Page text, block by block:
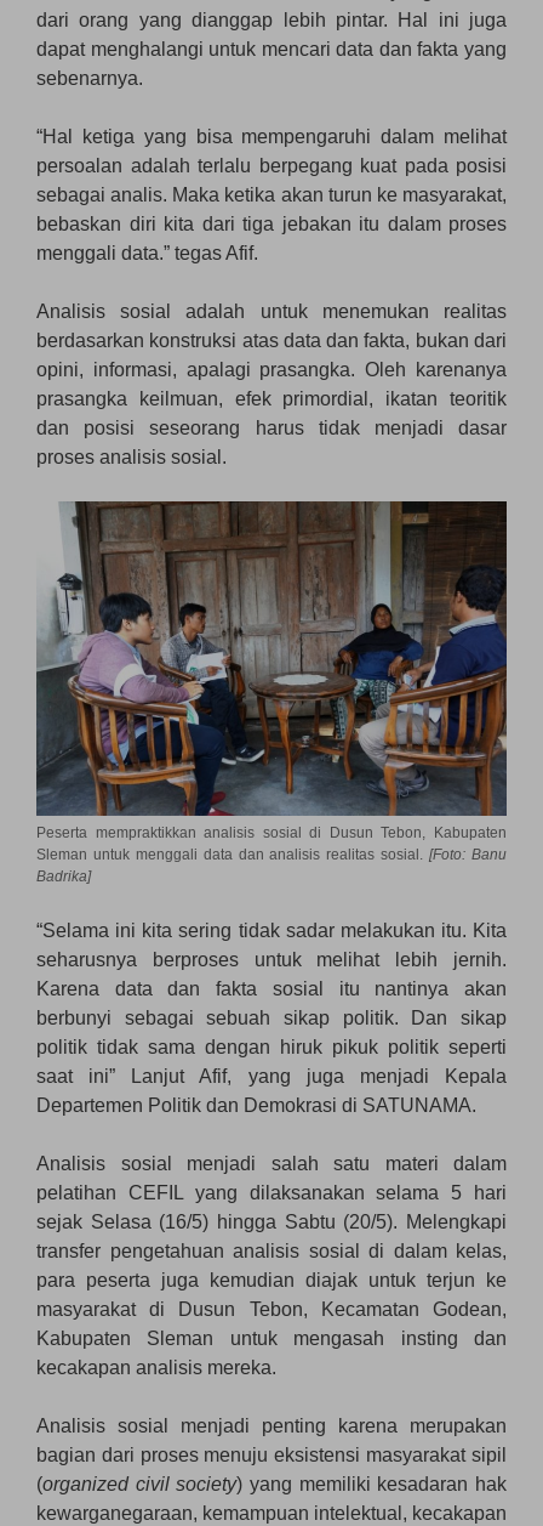
dari orang yang dianggap lebih pintar. Hal ini juga
dapat menghalangi untuk mencari data dan fakta yang
sebenarnya.
“Hal ketiga yang bisa mempengaruhi dalam melihat
persoalan adalah terlalu berpegang kuat pada posisi
sebagai analis. Maka ketika akan turun ke masyarakat,
bebaskan diri kita dari tiga jebakan itu dalam proses
menggali data.” tegas Afif.
Analisis sosial adalah untuk menemukan realitas
berdasarkan konstruksi atas data dan fakta, bukan dari
opini, informasi, apalagi prasangka. Oleh karenanya
prasangka keilmuan, efek primordial, ikatan teoritik
dan posisi seseorang harus tidak menjadi dasar
proses analisis sosial.
Peserta mempraktikkan analisis sosial di Dusun Tebon, Kabupaten
Sleman untuk menggali data dan analisis realitas sosial.[Foto: Banu
Badrika]
“Selama ini kita sering tidak sadar melakukan itu. Kita
seharusnya berproses untuk melihat lebih jernih.
Karena data dan fakta sosial itu nantinya akan
berbunyi sebagai sebuah sikap politik. Dan sikap
politik tidak sama dengan hiruk pikuk politik seperti
saat ini” Lanjut Afif, yang juga menjadi Kepala
Departemen Politik dan Demokrasi di SATUNAMA.
Analisis sosial menjadi salah satu materi dalam
pelatihan CEFIL yang dilaksanakan selama 5 hari
sejak Selasa (16/5) hingga Sabtu (20/5). Melengkapi
transfer pengetahuan analisis sosial di dalam kelas,
para peserta juga kemudian diajak untuk terjun ke
masyarakat di Dusun Tebon, Kecamatan Godean,
Kabupaten Sleman untuk mengasah insting dan
kecakapan analisis mereka.
Analisis sosial menjadi penting karena merupakan
bagian dari proses menuju eksistensi masyarakat sipil
(organized civil society) yang memiliki kesadaran hak
kewarganegaraan, kemampuan intelektual, kecakapan